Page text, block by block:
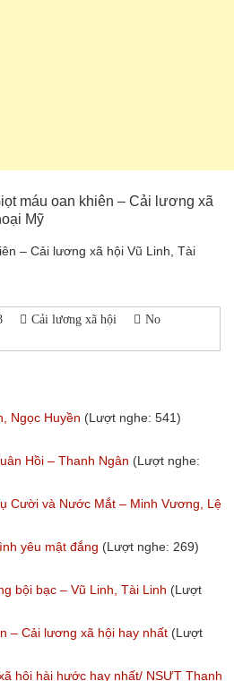
máu oan khiên – Cải lương xã
Mỹ
– Cải lương xã hội Vũ Linh, Tài
Cải lương xã hội
No
Ngọc Huyền (Lượt nghe: 541)
Hồi – Thanh Ngân (Lượt nghe:
Cười và Nước Mắt – Minh Vương, Lệ
yêu mật đắng (Lượt nghe: 269)
bội bạc – Vũ Linh, Tài Linh (Lượt
– Cải lương xã hội hay nhất (Lượt
hội hài hước hay nhất/ NSƯT Thanh